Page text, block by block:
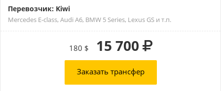
Перевозчик: Kiwi
Mercedes E-class, Audi A6, BMW 5 Series, Lexus GS и т.п.
180 $ 15 700
Заказать трансфер